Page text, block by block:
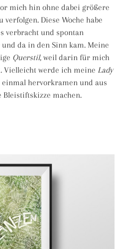
mich hin ohne dabei größere
verfolgen. Diese Woche habe
verbracht und spontan
da in den Sinn kam. Meine
Querstil, weil darin für mich
Vielleicht werde ich meine Lady
einmal hervorkramen und aus
machen.